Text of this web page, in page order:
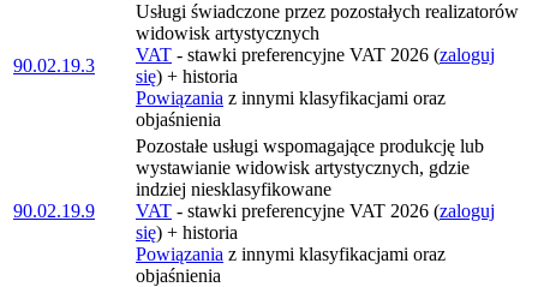
90.02.19.3
Usługi świadczone przez pozostałych realizatorów
widowisk artystycznych
VAT - stawki preferencyjne VAT 2026 (zaloguj
się) + historia
Powiązania z innymi klasyfikacjami oraz
objaśnienia
90.02.19.9
Pozostałe usługi wspomagające produkcję lub
wystawianie widowisk artystycznych, gdzie
indziej niesklasyfikowane
VAT - stawki preferencyjne VAT 2026 (zaloguj
się) + historia
Powiązania z innymi klasyfikacjami oraz
objaśnienia